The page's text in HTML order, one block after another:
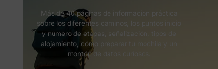
Más de 40 páginas de informacion práctica
sobre los diferentes caminos, los puntos inicio
y número de etapas, señalización, tipos de
alojamiento, cómo preparar tu mochila y un
montón de datos curiosos.